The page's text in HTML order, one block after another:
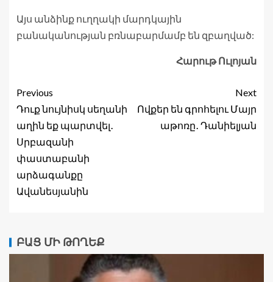
Այս անձինք ուղղակի մարդկային
բանականության բռնաբարմամբ են զբաղված:
Հարութ Ուլոյան
Previous
Դուք նույնիսկ սեղանի
աղին եք պարտվել․
Սրբազանի
փաստաբանի
արձագանքը
Ավանեսյանին
Next
Ովքեր են գրոհելու Մայր
աթոռը․ Դանիելյան
ԲԱՑ ՄԻ ԹՈՂԵՔ